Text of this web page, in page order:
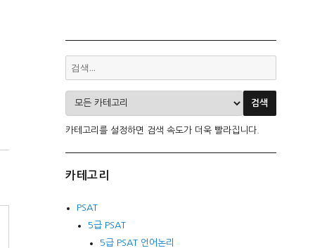
카테고리를 설정하면 검색 속도가 더욱 빨라집니다.
카테고리
PSAT
5급 PSAT
5급 PSAT 언어논리